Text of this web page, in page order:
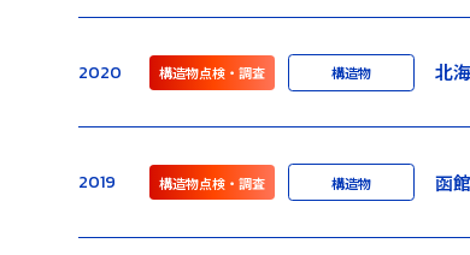
2020 構造物点検・調査 構造物 北
2019 構造物点検・調査 構造物 函